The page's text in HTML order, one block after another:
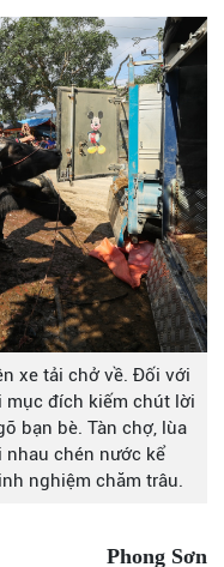
xe tải chở về. Đối với
mục đích kiếm chút lời
bạn bè. Tàn chợ, lùa
chén nước kể
nghiệm chăm trâu.
Phong Sơn